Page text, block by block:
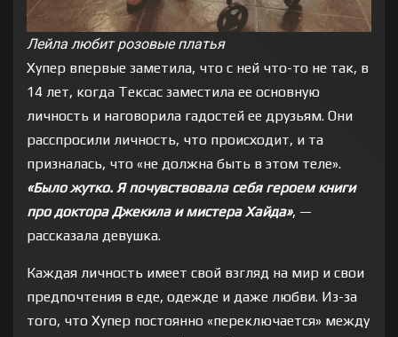
Лейла любит розовые платья
Хупер впервые заметила, что с ней что-то не так, в
14 лет, когда Тексас заместила ее основную
личность и наговорила гадостей ее друзьям. Они
расспросили личность, что происходит, и та
призналась, что «не должна быть в этом теле».
«Было жутко. Я почувствовала себя героем книги
про доктора Джекила и мистера Хайда», —
рассказала девушка.
Каждая личность имеет свой взгляд на мир и свои
предпочтения в еде, одежде и даже любви. Из-за
того, что Хупер постоянно «переключается» между